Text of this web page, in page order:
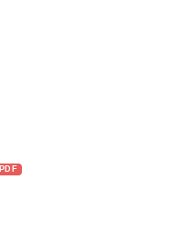
PDF